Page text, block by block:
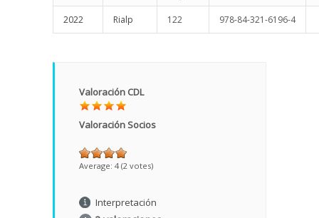
2022 Rialp 122 978-84-321-6196-4
Valoración CDL
Valoración Socios
Average: 4 (2 votes)
Interpretación